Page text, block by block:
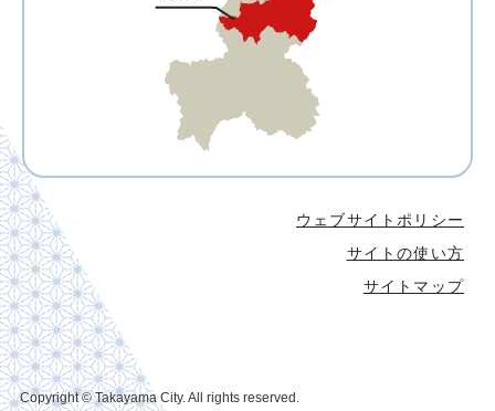
ウェブサイトポリシー
サイトの使い方
サイトマップ
Copyright © Takayama City. All rights reserved.